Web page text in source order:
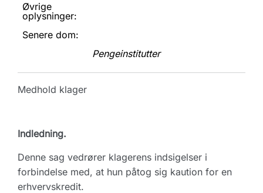
Øvrige
oplysninger:
Senere dom:
Pengeinstitutter
Medhold klager
Indledning.
Denne sag vedrører klagerens indsigelser i
forbindelse med, at hun påtog sig kaution for en
erhvervskredit.